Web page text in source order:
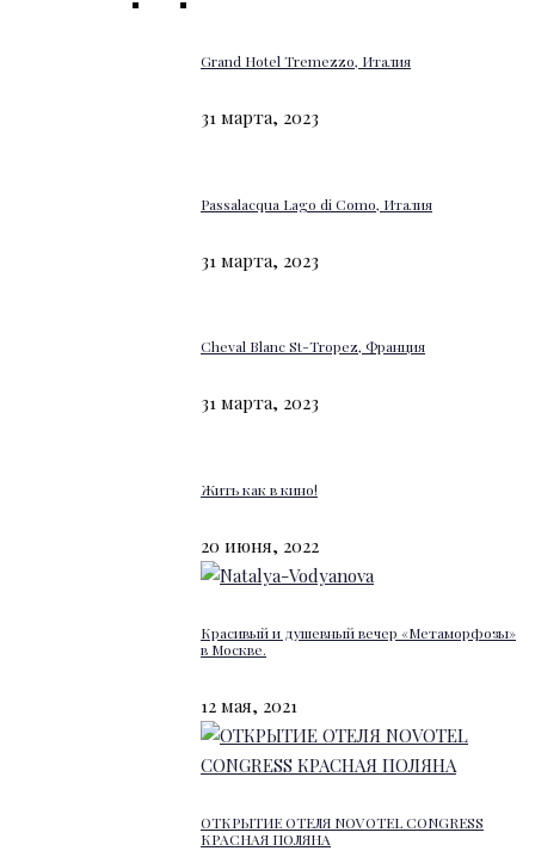
Grand Hotel Tremezzo, Италия
31 марта, 2023
Passalacqua Lago di Como, Италия
31 марта, 2023
Cheval Blanc St-Tropez, Франция
31 марта, 2023
Жить как в кино!
20 июня, 2022
Красивый и душевный вечер «Метаморфозы»
в Москве.
12 мая, 2021
ОТКРЫТИЕ ОТЕЛЯ NOVOTEL CONGRESS
КРАСНАЯ ПОЛЯНА